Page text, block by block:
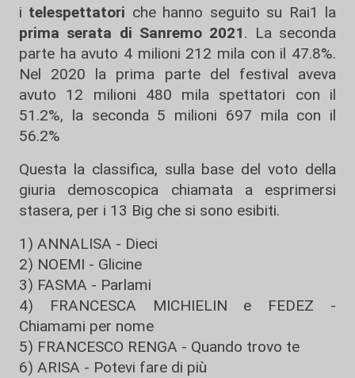
i telespettatori che hanno seguito su Rai1 la
prima serata di Sanremo 2021. La seconda
parte ha avuto 4 milioni 212 mila con il 47.8%.
Nel 2020 la prima parte del festival aveva
avuto 12 milioni 480 mila spettatori con il
51.2%, la seconda 5 milioni 697 mila con il
56.2%
Questa la classifica, sulla base del voto della
giuria demoscopica chiamata a esprimersi
stasera, per i 13 Big che si sono esibiti.
1) ANNALISA - Dieci
2) NOEMI - Glicine
3) FASMA - Parlami
4) FRANCESCA MICHIELIN e FEDEZ -
Chiamami per nome
5) FRANCESCO RENGA - Quando trovo te
6) ARISA - Potevi fare di più